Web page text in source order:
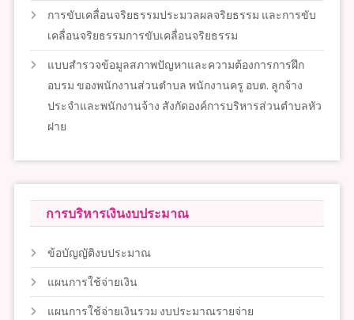
การขับเคลื่อนจริยธรรมประมวลผลจริยธรรม และการขับ
เคลื่อนจริยธรรมการขับเคลื่อนจริยธรรม
แบบสำรวจข้อมูลสภาพปัญหาและความต้องการการฝึก
อบรม ของพนักงานส่วนตำบล พนักงานครู อบต. ลูกจ้าง
ประจำและพนักงานจ้าง สังกัดองค์การบริหารส่วนตำบลหัว
ฝาย
การบริหารเงินงบประมาณ
ข้อบัญญัติงบประมาณ
แผนการใช้จ่ายเงิน
แผนการใช้จ่ายเงินรวม งบประมาณรายจ่าย